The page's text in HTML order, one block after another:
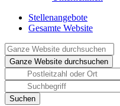
Stellenangebote
Gesamte Website